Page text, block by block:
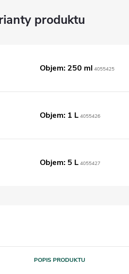
Objem: 250 ml 4055425
Objem: 1 L 4055426
Objem: 5 L 4055427
POPIS PRODUKTU